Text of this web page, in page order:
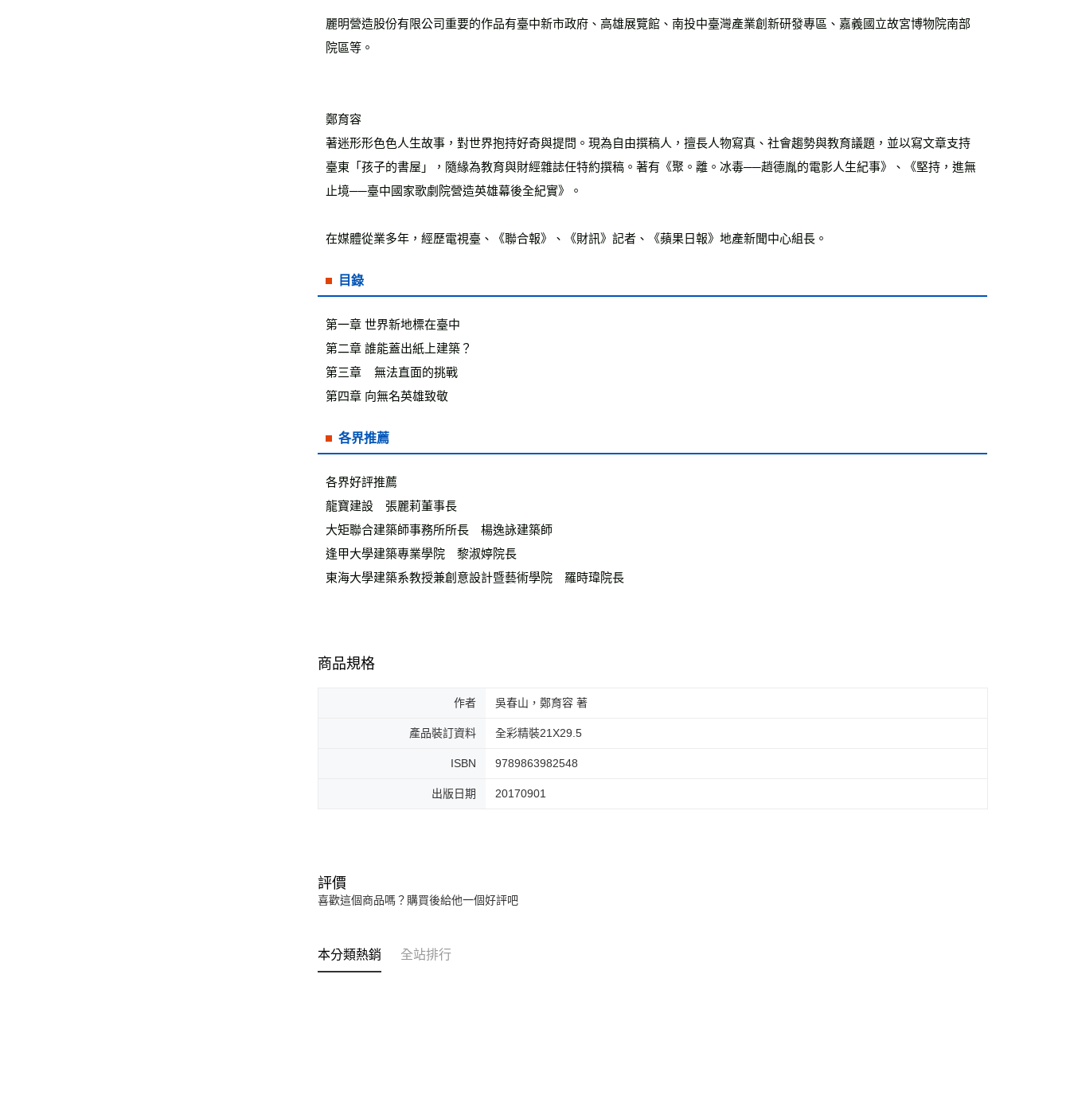
麗明營造股份有限公司重要的作品有臺中新市政府、高雄展覽館、南投中臺灣產業創新研發專區、嘉義國立故宮博物院南部
院區等。
鄭育容
著迷形形色色人生故事，對世界抱持好奇與提問。現為自由撰稿人，擅長人物寫真、社會趨勢與教育議題，並以寫文章支持
臺東「孩子的書屋」，隨緣為教育與財經雜誌任特約撰稿。著有《聚。離。冰毒──趙德胤的電影人生紀事》、《堅持，進無
止境──臺中國家歌劇院營造英雄幕後全紀實》。
在媒體從業多年，經歷電視臺、《聯合報》、《財訊》記者、《蘋果日報》地產新聞中心組長。
目錄
第一章 世界新地標在臺中
第二章 誰能蓋出紙上建築？
第三章    無法直面的挑戰
第四章 向無名英雄致敬
各界推薦
各界好評推薦
龍寶建設　張麗莉董事長
大矩聯合建築師事務所所長　楊逸詠建築師
逢甲大學建築專業學院　黎淑婷院長
東海大學建築系教授兼創意設計暨藝術學院　羅時瑋院長
商品規格
作者 吳春山，鄭育容 著
產品裝訂資料 全彩精裝21X29.5
ISBN 9789863982548
出版日期 20170901
評價
喜歡這個商品嗎？購買後給他一個好評吧
本分類熱銷 全站排行